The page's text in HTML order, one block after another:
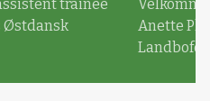
trainee
Østdansk
Anette